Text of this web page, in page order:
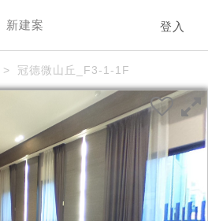
登入
新建案
> 冠德微山丘_F3-1-1F